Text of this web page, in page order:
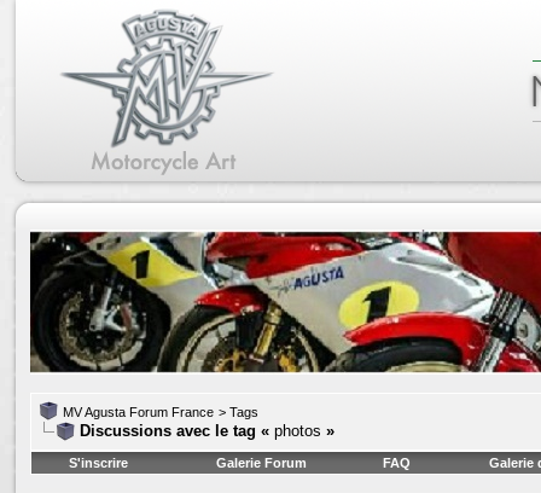
MV Agusta Forum France > Tags
Discussions avec le tag « photos »
S'inscrire Galerie Forum FAQ Galerie